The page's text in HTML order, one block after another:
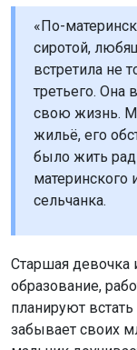
«По-
сиротой,
встретила не
третьего. Она
свою жизнь.
жильё, его
было жить
материнского
сельчанка.
Старшая девочка
образование,
планируют
забывает своих